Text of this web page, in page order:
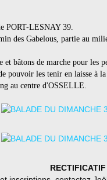
PORT-LESNAY 39.
des Gabelous, partie au
et bâtons de marche pour les
pouvoir les tenir en laisse à la
au centre d'OSSELLE.